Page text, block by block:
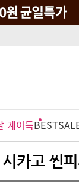
계이득BEST
카고 씬